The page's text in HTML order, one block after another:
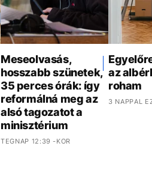
Meseolvasás,
hosszabb szünetek,
35 perces órák: így
reformálná meg az
alsó tagozatot a
minisztérium
TEGNAP 12:39 -KOR
az
roham
3 NAPPAL